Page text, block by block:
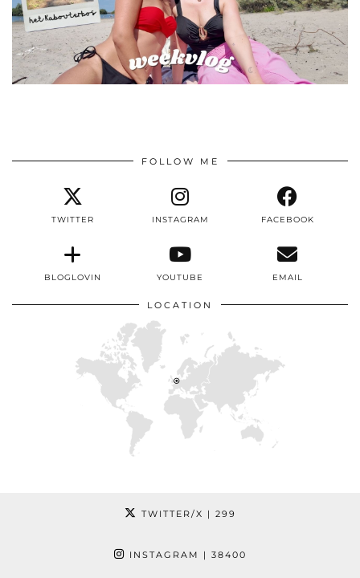
FOLLOW ME
TWITTER INSTAGRAM FACEBOOK
BLOGLOVIN YOUTUBE EMAIL
LOCATION
TWITTER/X | 299
INSTAGRAM | 38400